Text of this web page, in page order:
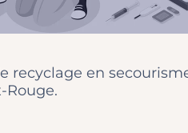
recyclage en
Rouge.